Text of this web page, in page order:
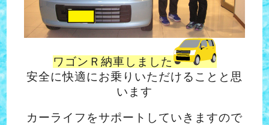
ワゴンＲ納車しました
安全に快適にお乗りいただけることと思
います
カーライフをサポートしていきますので